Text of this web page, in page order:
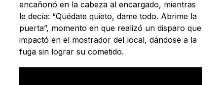
encañonó en la cabeza al encargado, mientras
le decía: “Quédate quieto, dame todo. Abrime la
puerta”, momento en que realizó un disparo que
impactó en el mostrador del local, dándose a la
fuga sin lograr su cometido.